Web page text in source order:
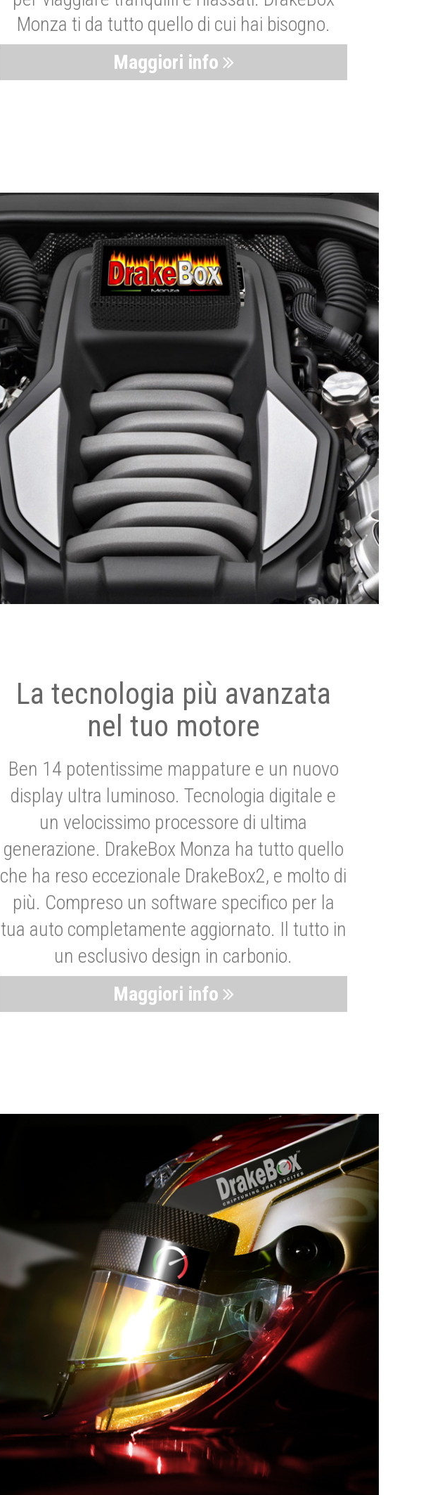
Monza ti da tutto quello di cui hai bisogno.
Maggiori info
La tecnologia più avanzata
nel tuo motore
Ben 14 potentissime mappature e un nuovo
display ultra luminoso. Tecnologia digitale e
un velocissimo processore di ultima
generazione. DrakeBox Monza ha tutto quello
che ha reso eccezionale DrakeBox2, e molto di
più. Compreso un software specifico per la
tua auto completamente aggiornato. Il tutto in
un esclusivo design in carbonio.
Maggiori info